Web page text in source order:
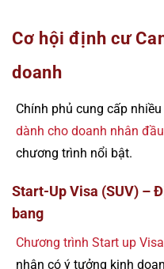
Cơ hội định cư
doanh
Chính phủ cung cấp nhiều
dành cho doanh nhân
chương trình nổi bật.
Start-Up Visa (SUV) –
bang
Chương trình Start up
nhân có ý tưởng kinh